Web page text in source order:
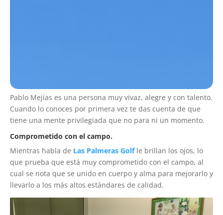
Pablo Mejías es una persona muy vivaz, alegre y con talento.
Cuando lo conoces por primera vez te das cuenta de que
tiene una mente privilegiada que no para ni un momento.
Comprometido con el campo.
Mientras habla de Las Palmeras Golfle brillan los ojos, lo
que prueba que está muy comprometido con el campo, al
cual se nota que se unido en cuerpo y alma para mejorarlo y
llevarlo a los más altos estándares de calidad.